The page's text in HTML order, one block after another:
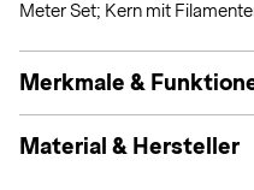
Meter Set; Kern mit
Merkmale &
Material & Hersteller